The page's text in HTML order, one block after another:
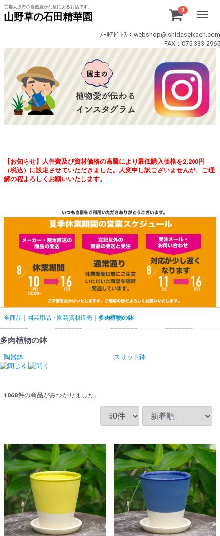
京都大原野の自然豊かな里にあるお店です。-
山野草の石田精華園
0
ﾒｰﾙｱﾄﾞﾚｽ：webshop@ishidaseikaen.com
FAX：075-333-2965
【お知らせ】人件費及び資材価格の高騰により最低購入価格を2,200円
（税込）に設定させていただきました。大変申し訳ございませんが、ご理
解の程よろしくお願いいたします。
全商品 園芸用品・園芸資材販売 多肉植物の鉢
多肉植物の鉢
陶器鉢 スリット鉢
1068件の商品がみつかりました。